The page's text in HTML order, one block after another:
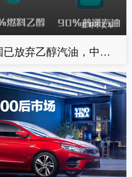
豆哥不卖车
豆车一分钟：德国已放弃乙醇汽油，中国却全面推广，怎么办？